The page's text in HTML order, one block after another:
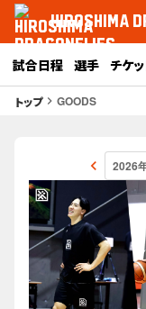
HIROSHIMA
試合日程 選手 チケ
トップkeyboard_arrow_right GOODS
keyboard_arrow_left